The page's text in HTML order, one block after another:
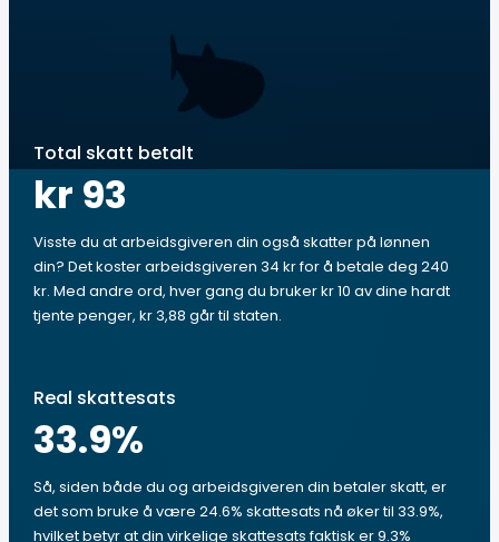
Total skatt betalt
kr 93
Visste du at arbeidsgiveren din også skatter på lønnen
din? Det koster arbeidsgiveren 34 kr for å betale deg 240
kr. Med andre ord, hver gang du bruker kr 10 av dine hardt
tjente penger, kr 3,88 går til staten.
Real skattesats
33.9%
Så, siden både du og arbeidsgiveren din betaler skatt, er
det som bruke å være 24.6% skattesats nå øker til 33.9%,
hvilket betyr at din virkelige skattesats faktisk er 9.3%